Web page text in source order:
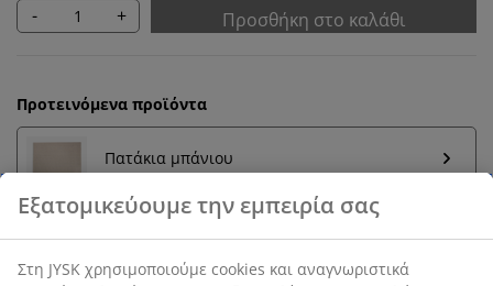
- + Προσθήκη στο καλάθι
Προτεινόμενα προϊόντα
Πατάκια μπάνιου
Εξατομικεύουμε την εμπειρία σας
Στη JYSK χρησιμοποιούμε cookies και αναγνωριστικά